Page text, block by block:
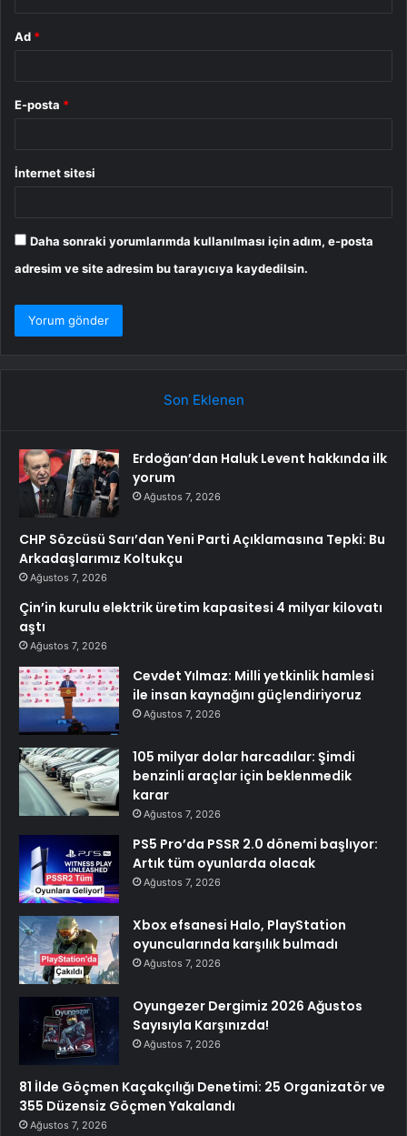
Ad *
E-posta *
İnternet sitesi
Daha sonraki yorumlarımda kullanılması için adım, e-posta
adresim ve site adresim bu tarayıcıya kaydedilsin.
Son Eklenen
Erdoğan’dan Haluk Levent hakkında ilk
yorum
Ağustos 7, 2026
CHP Sözcüsü Sarı’dan Yeni Parti Açıklamasına Tepki: Bu
Arkadaşlarımız Koltukçu
Ağustos 7, 2026
Çin’in kurulu elektrik üretim kapasitesi 4 milyar kilovatı
aştı
Ağustos 7, 2026
Cevdet Yılmaz: Milli yetkinlik hamlesi
ile insan kaynağını güçlendiriyoruz
Ağustos 7, 2026
105 milyar dolar harcadılar: Şimdi
benzinli araçlar için beklenmedik
karar
Ağustos 7, 2026
PS5 Pro’da PSSR 2.0 dönemi başlıyor:
Artık tüm oyunlarda olacak
Ağustos 7, 2026
Xbox efsanesi Halo, PlayStation
oyuncularında karşılık bulmadı
Ağustos 7, 2026
Oyungezer Dergimiz 2026 Ağustos
Sayısıyla Karşınızda!
Ağustos 7, 2026
81 İlde Göçmen Kaçakçılığı Denetimi: 25 Organizatör ve
355 Düzensiz Göçmen Yakalandı
Ağustos 7, 2026